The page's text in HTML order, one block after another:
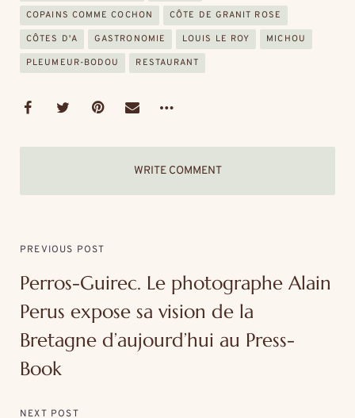
COPAINS COMME COCHON CÔTE DE GRANIT ROSE
CÔTES D'A GASTRONOMIE LOUIS LE ROY MICHOU
PLEUMEUR-BODOU RESTAURANT
WRITE COMMENT
PREVIOUS POST
Perros-Guirec. Le photographe Alain
Perus expose sa vision de la
Bretagne d’aujourd’hui au Press-
Book
NEXT POST